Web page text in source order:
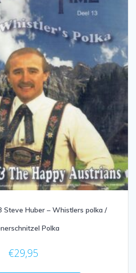
Steve Huber – Whistlers polka /
Polka
€29,95